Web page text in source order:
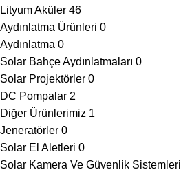
Lityum Aküler 46
Aydınlatma Ürünleri 0
Aydınlatma 0
Solar Bahçe Aydınlatmaları 0
Solar Projektörler 0
DC Pompalar 2
Diğer Ürünlerimiz 1
Jeneratörler 0
Solar El Aletleri 0
Solar Kamera Ve Güvenlik Sistemleri